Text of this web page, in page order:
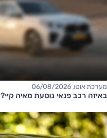
מערכת אוטו, 06/08/2026
באיזה רכב פנאי נוסעת מאיה קיי?